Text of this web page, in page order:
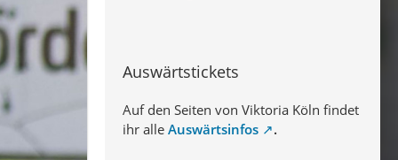
Auswärtstickets
Auf den Seiten von Viktoria Köln findet
ihr alle Auswärtsinfos .